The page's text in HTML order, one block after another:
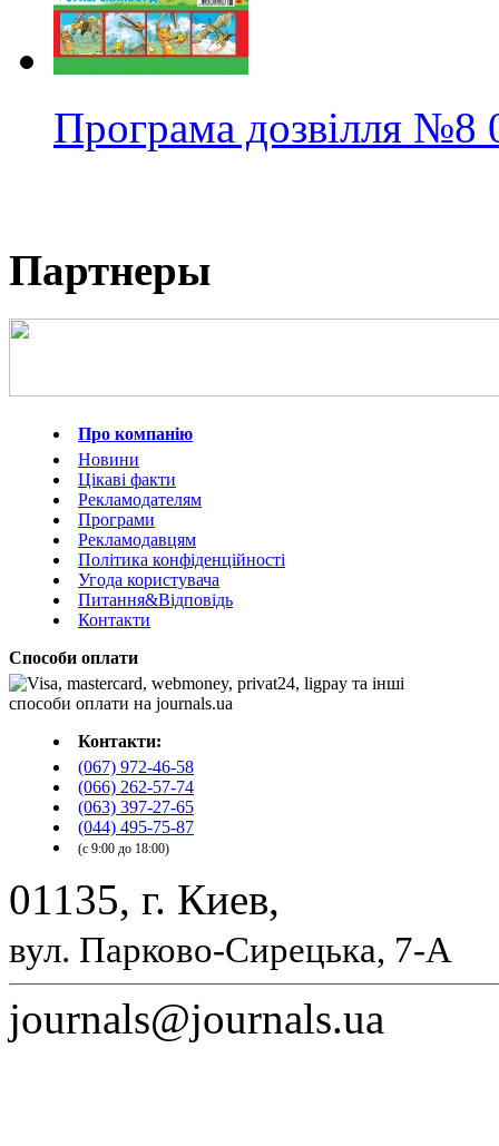
Програма дозвілля №8
Партнеры
Про компанію
Новини
Цікаві факти
Рекламодателям
Програми
Рекламодавцям
Політика конфіденційності
Угода користувача
Питання&Відповідь
Контакти
Способи оплати
Контакти:
(067) 972-46-58
(066) 262-57-74
(063) 397-27-65
(044) 495-75-87
(с 9:00 до 18:00)
01135, г. Киев,
вул. Парково-Сирецька, 7-А
journals@journals.ua